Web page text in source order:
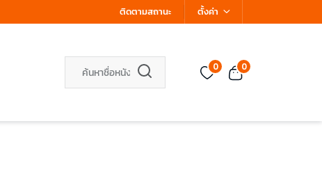
ติดตามสถานะ ตั้งค่า
0 0